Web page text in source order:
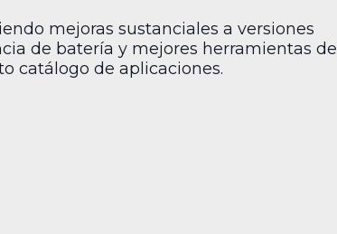
mejoras sustanciales a versiones
de batería y mejores herramientas de
catálogo de aplicaciones.